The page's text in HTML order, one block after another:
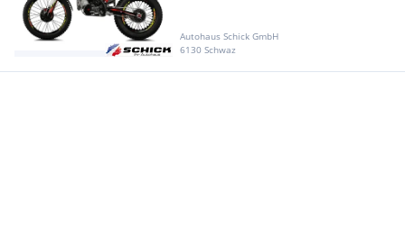
Autohaus Schick GmbH
6130 Schwaz